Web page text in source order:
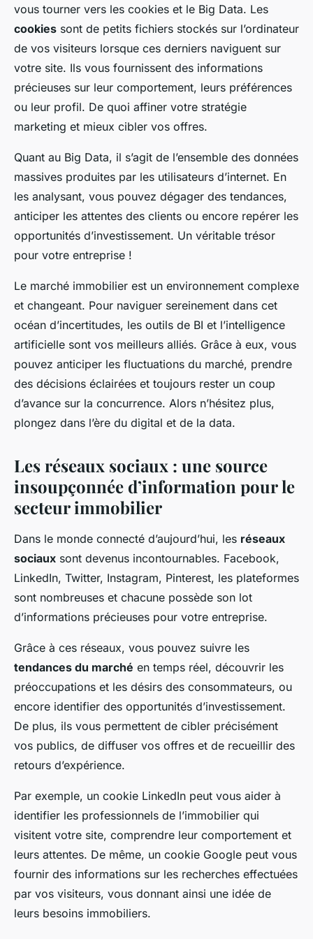
vous tourner vers les cookies et le Big Data. Les
cookies sont de petits fichiers stockés sur l’ordinateur
de vos visiteurs lorsque ces derniers naviguent sur
votre site. Ils vous fournissent des informations
précieuses sur leur comportement, leurs préférences
ou leur profil. De quoi affiner votre stratégie
marketing et mieux cibler vos offres.
Quant au Big Data, il s’agit de l’ensemble des données
massives produites par les utilisateurs d’internet. En
les analysant, vous pouvez dégager des tendances,
anticiper les attentes des clients ou encore repérer les
opportunités d’investissement. Un véritable trésor
pour votre entreprise !
Le marché immobilier est un environnement complexe
et changeant. Pour naviguer sereinement dans cet
océan d’incertitudes, les outils de BI et l’intelligence
artificielle sont vos meilleurs alliés. Grâce à eux, vous
pouvez anticiper les fluctuations du marché, prendre
des décisions éclairées et toujours rester un coup
d’avance sur la concurrence. Alors n’hésitez plus,
plongez dans l’ère du digital et de la data.
Les réseaux sociaux : une source
insoupçonnée d’information pour le
secteur immobilier
Dans le monde connecté d’aujourd’hui, les réseaux
sociaux sont devenus incontournables. Facebook,
LinkedIn, Twitter, Instagram, Pinterest, les plateformes
sont nombreuses et chacune possède son lot
d’informations précieuses pour votre entreprise.
Grâce à ces réseaux, vous pouvez suivre les
tendances du marché en temps réel, découvrir les
préoccupations et les désirs des consommateurs, ou
encore identifier des opportunités d’investissement.
De plus, ils vous permettent de cibler précisément
vos publics, de diffuser vos offres et de recueillir des
retours d’expérience.
Par exemple, un cookie LinkedIn peut vous aider à
identifier les professionnels de l’immobilier qui
visitent votre site, comprendre leur comportement et
leurs attentes. De même, un cookie Google peut vous
fournir des informations sur les recherches effectuées
par vos visiteurs, vous donnant ainsi une idée de
leurs besoins immobiliers.